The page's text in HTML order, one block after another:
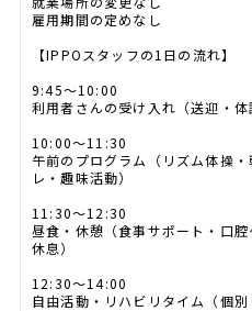
雇用期間の定めなし
【IPPOスタッフの1日の流れ】
9:45〜10:00
利用者さんの受け入れ（送迎・体
10:00〜11:30
午前のプログラム（リズム体操
レ・趣味活動）
11:30〜12:30
昼食・休憩（食事サポート・口
休息）
12:30〜14:00
自由活動・リハビリタイム（個別